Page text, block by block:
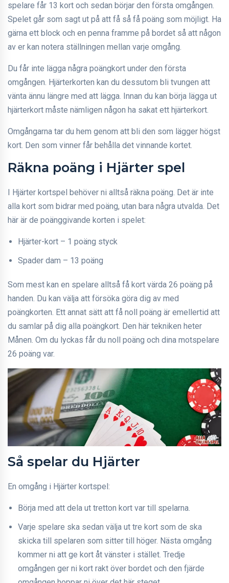
spelare får 13 kort och sedan börjar den första omgången.
Spelet går som sagt ut på att få så få poäng som möjligt. Ha
gärna ett block och en penna framme på bordet så att någon
av er kan notera ställningen mellan varje omgång.
Du får inte lägga några poängkort under den första
omgången. Hjärterkorten kan du dessutom bli tvungen att
vänta ännu längre med att lägga. Innan du kan börja lägga ut
hjärterkort måste nämligen någon ha sakat ett hjärterkort.
Omgångarna tar du hem genom att bli den som lägger högst
kort. Den som vinner får behålla det vinnande kortet.
Räkna poäng i Hjärter spel
I Hjärter kortspel behöver ni alltså räkna poäng. Det är inte
alla kort som bidrar med poäng, utan bara några utvalda. Det
här är de poänggivande korten i spelet:
Hjärter-kort – 1 poäng styck
Spader dam – 13 poäng
Som mest kan en spelare alltså få kort värda 26 poäng på
handen. Du kan välja att försöka göra dig av med
poängkorten. Ett annat sätt att få noll poäng är emellertid att
du samlar på dig alla poängkort. Den här tekniken heter
Månen. Om du lyckas får du noll poäng och dina motspelare
26 poäng var.
Så spelar du Hjärter
En omgång i Hjärter kortspel:
Börja med att dela ut tretton kort var till spelarna.
Varje spelare ska sedan välja ut tre kort som de ska
skicka till spelaren som sitter till höger. Nästa omgång
kommer ni att ge kort åt vänster i stället. Tredje
omgången ger ni kort rakt över bordet och den fjärde